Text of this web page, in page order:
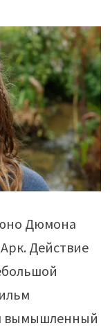
Дюмона
Действие
вымышленный